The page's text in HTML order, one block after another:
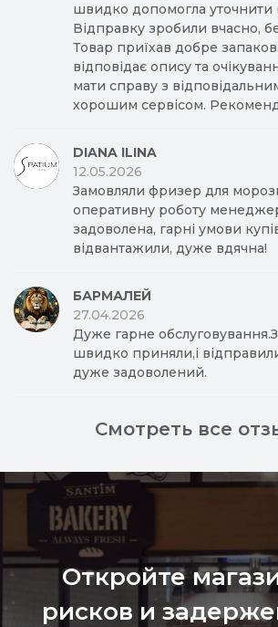
швидко допомогла уточнити
Відправку зробили вчасно,
Товар приїхав добре
відповідає опису та
мати справу з
хорошим сервісом.
DIANA ILINA
12.05.2026
Замовляли фризер для
оперативну роботу
задоволена, гарні умови
відвантажили, дуже вдячна!
БАРМАЛЕЙ
27.04.2026
Дуже гарне
швидко приняли,і
дуже задоволений.
Смотреть все
Откройте
рисков и